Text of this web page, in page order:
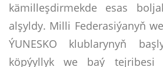
kämilleşdirmekde esas
alşyldy. Milli Federasiýanyň
ÝUNESKO klublarynyň
köpýyllyk we baý tejribesi